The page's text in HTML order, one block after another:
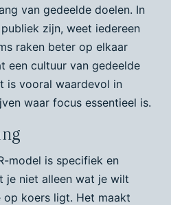
van gedeelde doelen. In
publiek zijn, weet iedereen
raken beter op elkaar
een cultuur van gedeelde
is vooral waardevol in
waar focus essentieel is.
model is specifiek en
je niet alleen wat je wilt
koers ligt. Het maakt